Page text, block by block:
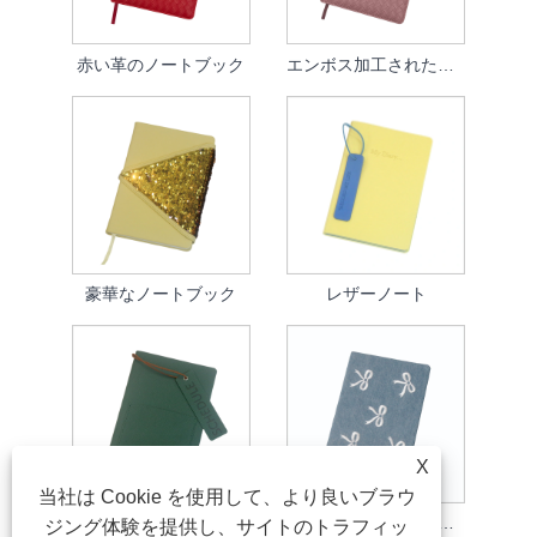
赤い革のノートブック
豪華なノートブック レザーノート
革製のノートブック
X
当社は Cookie を使用して、より良いブラウ
ジング体験を提供し、サイトのトラフィッ